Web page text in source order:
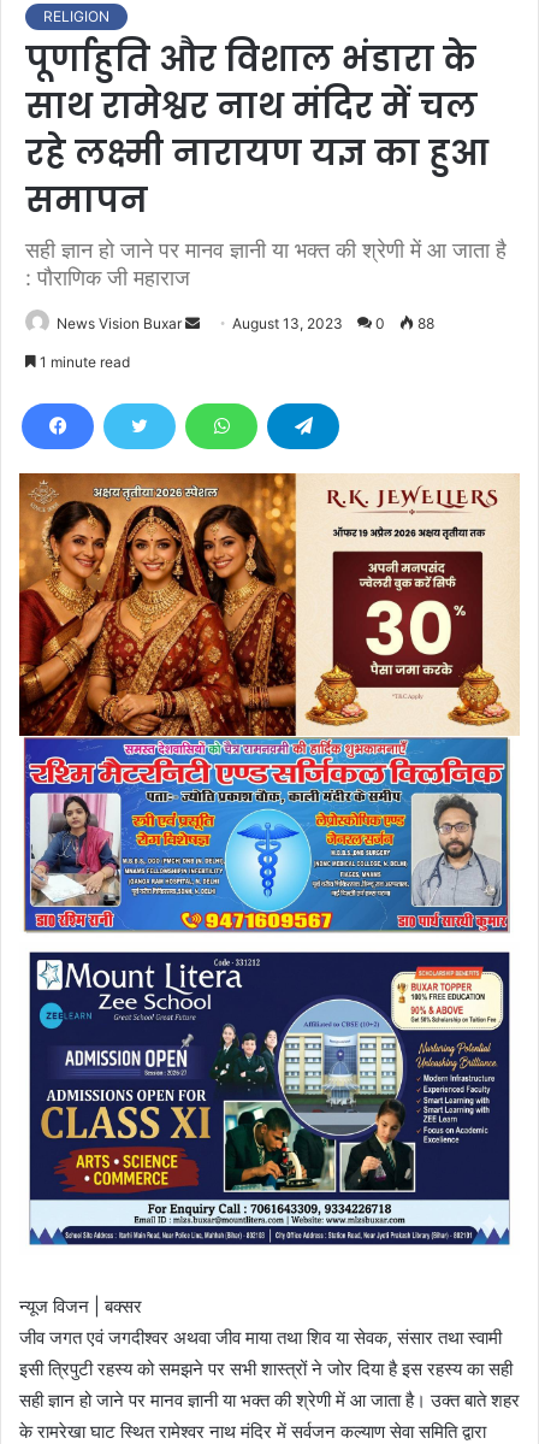
RELIGION
पूर्णाहुति और विशाल भंडारा के
साथ रामेश्वर नाथ मंदिर में चल
रहे लक्ष्मी नारायण यज्ञ का हुआ
समापन
सही ज्ञान हो जाने पर मानव ज्ञानी या भक्त की श्रेणी में आ जाता है
: पौराणिक जी महाराज
News Vision Buxar
d
e
m
a
i
l
August 13, 2023 0 88
1 minute read
न्यूज विजन | बक्सर
जीव जगत एवं जगदीश्वर अथवा जीव माया तथा शिव या सेवक, संसार तथा स्वामी
इसी त्रिपुटी रहस्य को समझने पर सभी शास्त्रों ने जोर दिया है इस रहस्य का सही
सही ज्ञान हो जाने पर मानव ज्ञानी या भक्त की श्रेणी में आ जाता है। उक्त बाते शहर
के रामरेखा घाट स्थित रामेश्वर नाथ मंदिर में सर्वजन कल्याण सेवा समिति द्वारा